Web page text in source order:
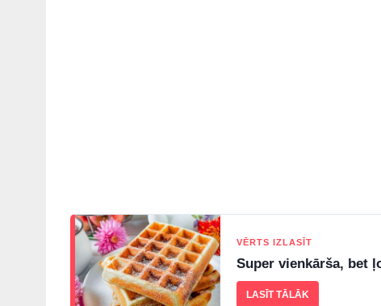
VĒRTS IZLASĪT
Super vienkārša, bet
LASĪT TĀLĀK